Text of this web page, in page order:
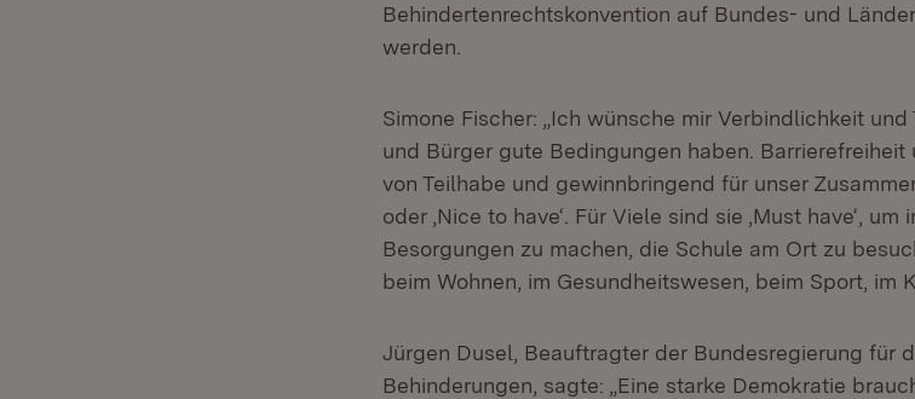
Behindertenrechtskonvention auf Bundes- und
werden.
Simone Fischer: „Ich wünsche mir Verbindlichkeit
und Bürger gute Bedingungen haben.
von Teilhabe und gewinnbringend für unser
oder ‚Nice to have‘. Für Viele sind sie ‚Must have‘,
Besorgungen zu machen, die Schule am Ort zu
beim Wohnen, im Gesundheitswesen, beim Sport, im
Jürgen Dusel, Beauftragter der Bundesregierung für
Behinderungen, sagte: „Eine starke Demokratie